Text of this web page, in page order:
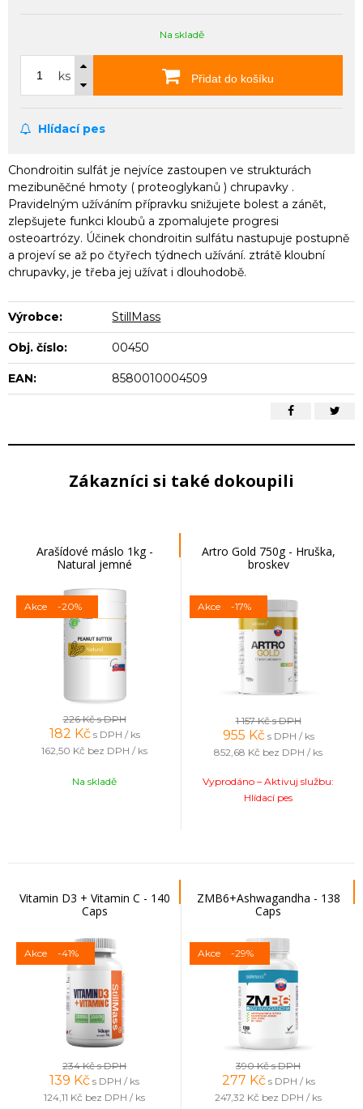
Na skladě
ks Přidat do košíku
Hlídací pes
Chondroitin sulfát je nejvíce zastoupen ve strukturách
mezibuněčné hmoty ( proteoglykanů ) chrupavky .
Pravidelným užíváním přípravku snižujete bolest a zánět,
zlepšujete funkci kloubů a zpomalujete progresi
osteoartrózy. Účinek chondroitin sulfátu nastupuje postupně
a projeví se až po čtyřech týdnech užívání. ztrátě kloubní
chrupavky, je třeba jej užívat i dlouhodobě.
Výrobce: StillMass
Obj. číslo: 00450
EAN: 8580010004509
Zákazníci si také dokoupili
Arašídové máslo 1kg -
Natural jemné
Akce -20%
226 Kčs DPH
182 Kč s DPH / ks
162,50 Kč bez DPH / ks
Na skladě
Artro Gold 750g - Hruška,
broskev
Akce -17%
1 157 Kčs DPH
955 Kč s DPH / ks
852,68 Kč bez DPH / ks
Vyprodáno – Aktivuj službu:
Hlídací pes
Vitamin D3 + Vitamin C - 140
Caps
Akce -41%
234 Kčs DPH
139 Kč s DPH / ks
124,11 Kč bez DPH / ks
ZMB6+Ashwagandha - 138
Caps
Akce -29%
390 Kčs DPH
277 Kč s DPH / ks
247,32 Kč bez DPH / ks